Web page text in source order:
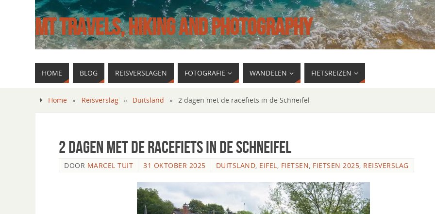
MT TRAVELS, HIKING AND PHOTOGRAPHY
HOME BLOG REISVERSLAGEN FOTOGRAFIE WANDELEN FIETSREIZEN
Home » Reisverslag » Duitsland » 2 dagen met de racefiets in de Schneifel
2 dagen met de racefiets in de Schneifel
DOOR MARCEL TUIT 31 OKTOBER 2025 DUITSLAND, EIFEL, FIETSEN, FIETSEN 2025, REISVERSLAG